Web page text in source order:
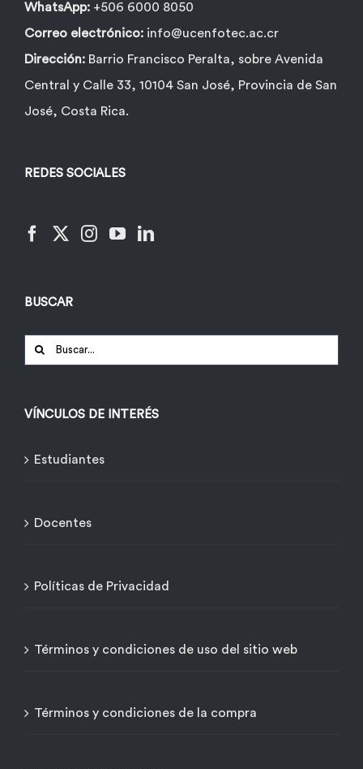
WhatsApp: +506 6000 8050
Correo electrónico: info@ucenfotec.ac.cr
Dirección: Barrio Francisco Peralta, sobre Avenida
Central y Calle 33, 10104 San José, Provincia de San
José, Costa Rica.
REDES SOCIALES
BUSCAR
Buscar:
VÍNCULOS DE INTERÉS
Estudiantes
Docentes
Políticas de Privacidad
Términos y condiciones de uso del sitio web
Términos y condiciones de la compra